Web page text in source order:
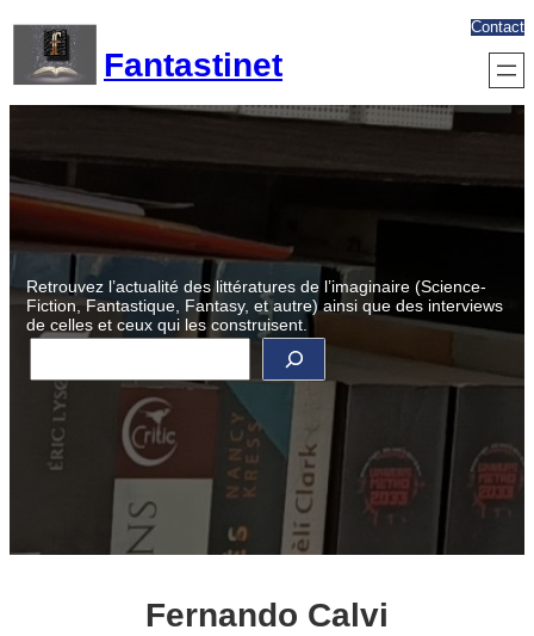
contenu
Fantastinet
Contact
Retrouvez l’actualité des littératures de l’imaginaire (Science-
Fiction, Fantastique, Fantasy, et autre) ainsi que des interviews
de celles et ceux qui les construisent.
R
c
Fernando Calvi